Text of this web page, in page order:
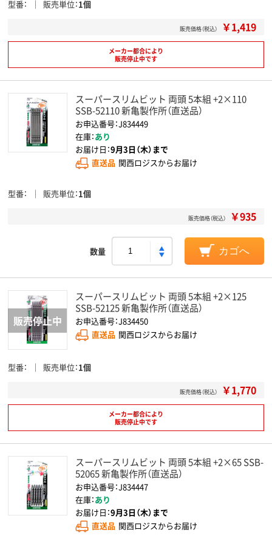
型番 販売単位 1個
販売価格（税込） ￥1,419
メーカー都合により
販売停止中です
スーパースリムビット 両頭 5本組 +2×110
SSB-52110 新亀製作所（直送品）
お申込番号：J834449
在庫：あり
お届け日：9月3日（木）まで
直送品 関西ロジスからお届け
型番 販売単位 1個
販売価格（税込） ￥935
数量 カゴへ
スーパースリムビット 両頭 5本組 +2×125
SSB-52125 新亀製作所（直送品）
お申込番号：J834450
直送品 関西ロジスからお届け
型番 販売単位 1個
販売価格（税込） ￥1,770
メーカー都合により
販売停止中です
スーパースリムビット 両頭 5本組 +2×65 SSB-
52065 新亀製作所（直送品）
お申込番号：J834447
在庫：あり
お届け日：9月3日（木）まで
直送品 関西ロジスからお届け